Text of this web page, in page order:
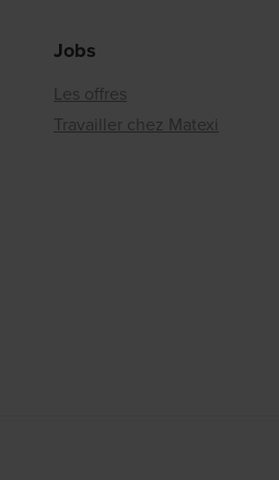
Jobs
Les offres
Travailler chez Matexi